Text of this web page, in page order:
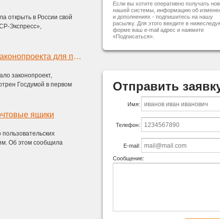
открыть в России свой
Экспресс»,
Google рассказала о вредности антипиратского законопроекта для правообладателей
законопроект,
Госдумой в первом
ящики
Об этом сообщила
Если вы хотите оперативно получать
нашей системы, информацию об
и дополнениях - подпишитесь на нашу
расылку. Для этого введите в
форме ваш e-mail адрес и нажмите
«Подписаться».
Отправить
Имя:
Телефон:
E-mail:
Сообщение: